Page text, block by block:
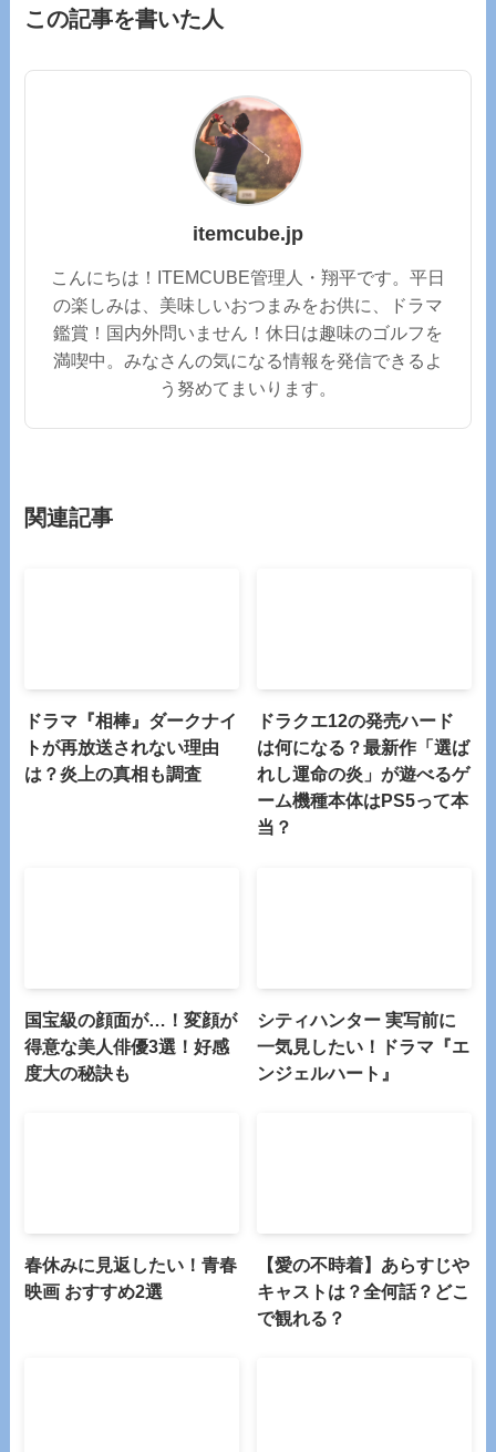
この記事を書いた人
itemcube.jp
こんにちは！ITEMCUBE管理人・翔平です。平日
の楽しみは、美味しいおつまみをお供に、ドラマ
鑑賞！国内外問いません！休日は趣味のゴルフを
満喫中。みなさんの気になる情報を発信できるよ
う努めてまいります。
関連記事
ドラマ『相棒』ダークナイ
トが再放送されない理由
は？炎上の真相も調査
ドラクエ12の発売ハード
は何になる？最新作「選ば
れし運命の炎」が遊べるゲ
ーム機種本体はPS5って本
当？
国宝級の顔面が…！変顔が
得意な美人俳優3選！好感
度大の秘訣も
シティハンター 実写前に
一気見したい！ドラマ『エ
ンジェルハート』
春休みに見返したい！青春
映画 おすすめ2選
【愛の不時着】あらすじや
キャストは？全何話？どこ
で観れる？